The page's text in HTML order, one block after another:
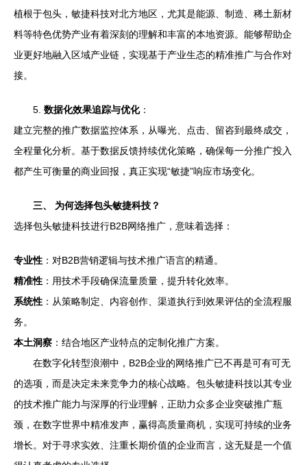
植根于包头，敏捷科技对北方地区，尤其是能源、制造、稀土新材
料等特色优势产业有着深刻的理解和丰富的本地资源。能够帮助企
业更好地融入区域产业链，实现基于产业生态的精准推广与合作对
接。
5. 数据化效果追踪与优化：
建立完整的推广数据监控体系，从曝光、点击、留咨到最终成交，
全程量化分析。基于数据反馈持续优化策略，确保每一分推广投入
都产生可衡量的商业回报，真正实现“敏捷”响应市场变化。
三、 为何选择包头敏捷科技？
选择包头敏捷科技进行B2B网络推广，意味着选择：
专业性 ：对B2B营销逻辑与技术推广语言的精通。
精准性 ：用技术手段确保流量质量，提升转化效率。
系统性 ：从策略制定、内容创作、渠道执行到效果评估的全流程服
务。
本土洞察 ：结合地区产业特点的定制化推广方案。
在数字化转型浪潮中，B2B企业的网络推广已不再是可有可无
的选项，而是决定未来竞争力的核心战略。包头敏捷科技以其专业
的技术推广能力与深厚的行业理解，正助力众多企业突破推广瓶
颈，在数字世界中精准发声，赢得高质量商机，实现可持续的业务
增长。对于寻求实效、注重长期价值的企业而言，这无疑是一个值